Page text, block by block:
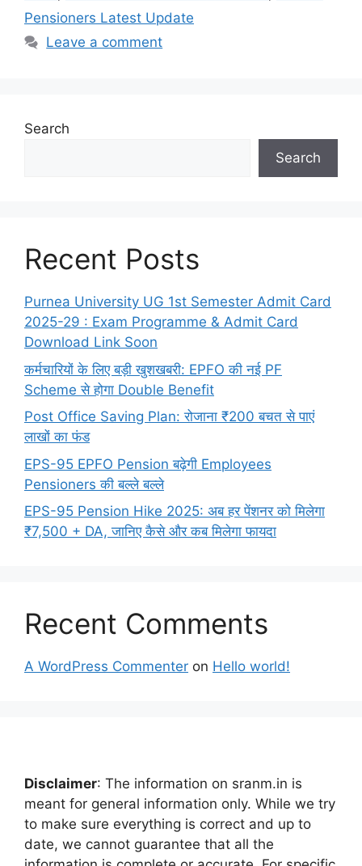
Pensioners Latest Update
Leave a comment
Search
Search
Recent Posts
Purnea University UG 1st Semester Admit Card
2025-29 : Exam Programme & Admit Card
Download Link Soon
कर्मचारियों के लिए बड़ी खुशखबरी: EPFO की नई PF
Scheme से होगा Double Benefit
Post Office Saving Plan: रोजाना ₹200 बचत से पाएं
लाखों का फंड
EPS-95 EPFO Pension बढ़ेगी Employees
Pensioners की बल्ले बल्ले
EPS-95 Pension Hike 2025: अब हर पेंशनर को मिलेगा
₹7,500 + DA, जानिए कैसे और कब मिलेगा फायदा
Recent Comments
A WordPress Commenter on Hello world!
Disclaimer: The information on sranm.in is
meant for general information only. While we try
to make sure everything is correct and up to
date, we cannot guarantee that all the